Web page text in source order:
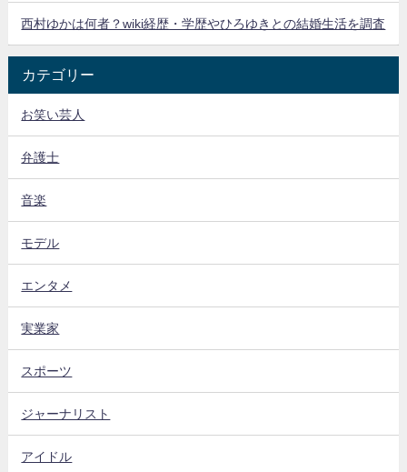
西村ゆかは何者？wiki経歴・学歴やひろゆきとの結婚生活を調査
カテゴリー
お笑い芸人
弁護士
音楽
モデル
エンタメ
実業家
スポーツ
ジャーナリスト
アイドル